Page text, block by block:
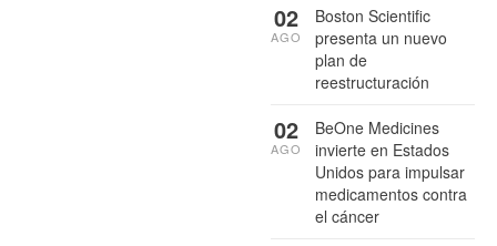
Boston Scientific
presenta un nuevo
plan de
reestructuración
02
AGO
BeOne Medicines
invierte en Estados
Unidos para impulsar
medicamentos contra
el cáncer
02
AGO